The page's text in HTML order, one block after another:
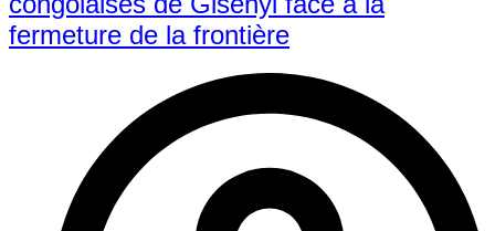
fermeture de la frontière